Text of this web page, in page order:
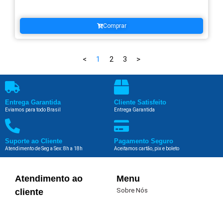
Comprar
< 1 2 3 >
Entrega Garantida
Eviamos para todo Brasil
Cliente Satisfeito
Entrega Garantida
Suporte ao Cliente
Atendimento de Seg a Sex: 8h a 18h
Pagamento Seguro
Aceitamos cartão, pix e boleto
Atendimento ao
cliente
Menu
Sobre Nós